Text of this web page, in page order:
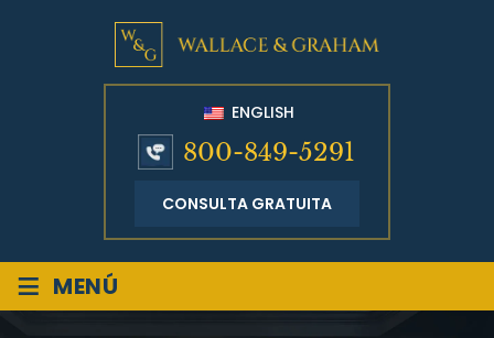
ENGLISH
800-849-5291
CONSULTA GRATUITA
≡ MENÚ